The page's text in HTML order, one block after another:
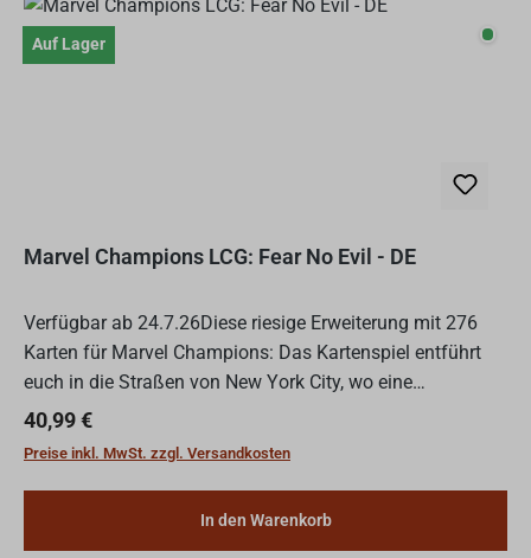
Auf Lager Auf
Marvel Champions LCG: Fear No Evil - DE
Verfügbar ab 24.7.26Diese riesige Erweiterung mit 276
Karten für Marvel Champions: Das Kartenspiel entführt
euch in die Straßen von New York City, wo eine
koordinierte Welle des Verbrechens die Bürger in Angst
und Sch...
Regulärer Preis:
40,99 €
Preise inkl. MwSt. zzgl. Versandkosten
In den Warenkorb